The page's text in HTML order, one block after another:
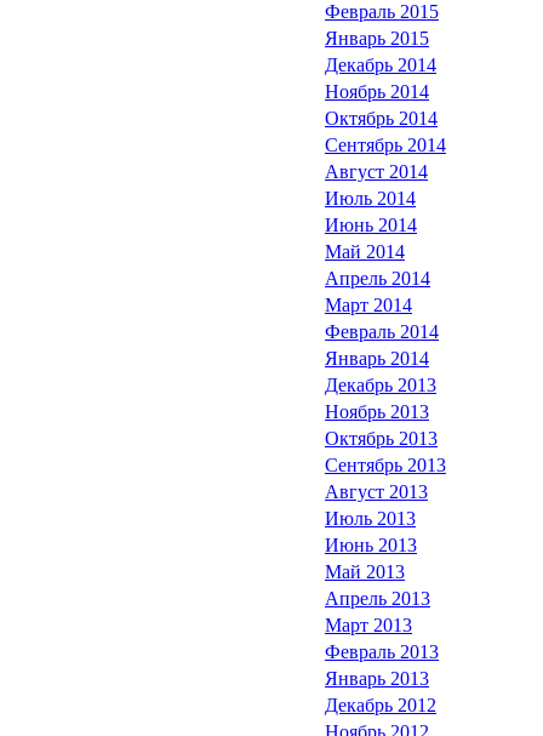
Февраль 2015
Январь 2015
Декабрь 2014
Ноябрь 2014
Октябрь 2014
Сентябрь 2014
Август 2014
Июль 2014
Июнь 2014
Май 2014
Апрель 2014
Март 2014
Февраль 2014
Январь 2014
Декабрь 2013
Ноябрь 2013
Октябрь 2013
Сентябрь 2013
Август 2013
Июль 2013
Июнь 2013
Май 2013
Апрель 2013
Март 2013
Февраль 2013
Январь 2013
Декабрь 2012
Ноябрь 2012